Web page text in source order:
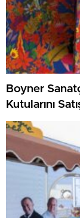
Boyner
Kutularını